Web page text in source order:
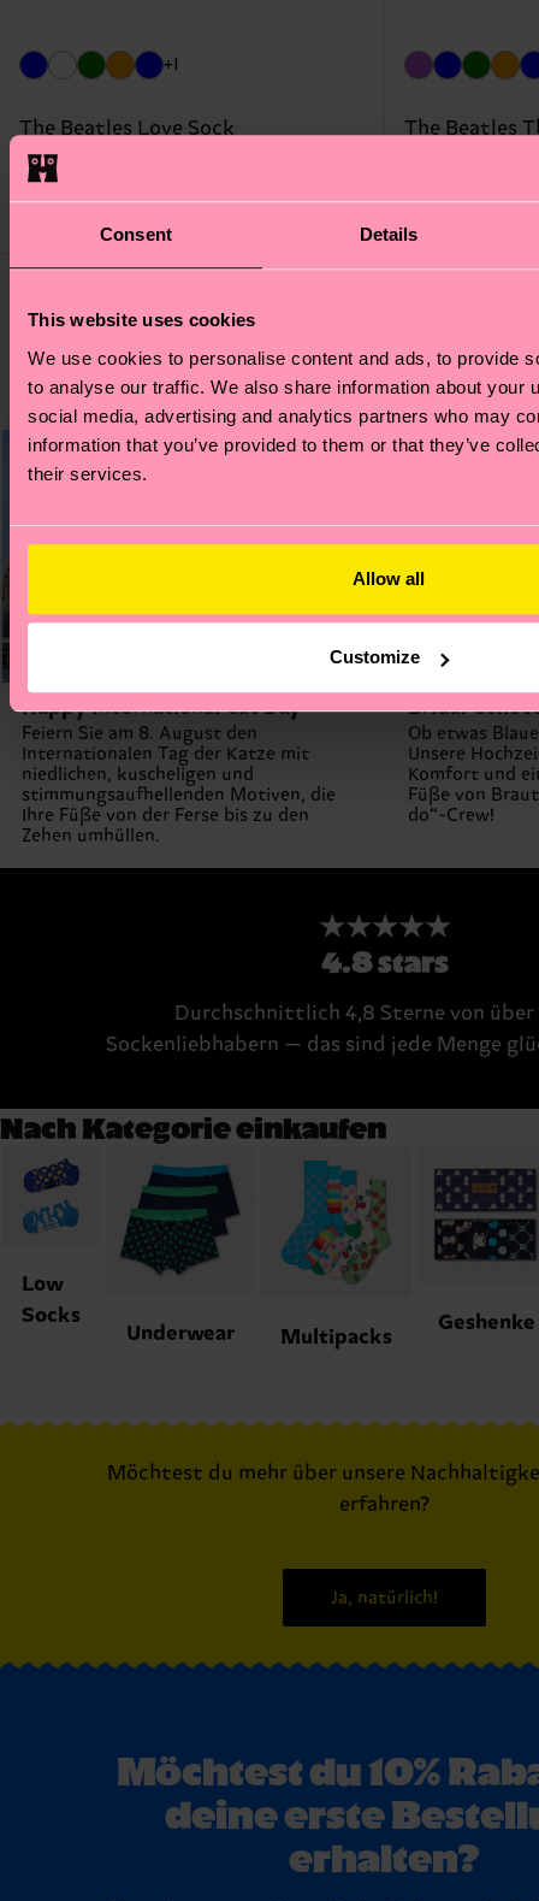
Consent Details
This website uses cookies
We use cookies to personalise content and ads, to provide
to analyse our traffic. We also share information about your
social media, advertising and analytics partners who may
information that you’ve provided to them or that they’ve
their services.
Allow all
Customize
+1
The Beatles Love Sock
€ 14
AUF LAGER BIOBAUMWOLLE
The Beatles
AUF LAGER
Happy International Cat Day
Feiern Sie am 8. August den
Internationalen Tag der Katze mit
niedlichen, kuscheligen und
stimmungsaufhellenden Motiven, die
Ihre Füße von der Ferse bis zu den
Zehen umhüllen.
Bridal
Ob etwas
Unsere
Komfort und
Füße von
do“-Crew!
★★★★★
4.8 stars
Durchschnittlich 4,8 Sterne von
Sockenliebhabern — das sind jede Menge
Nach Kategorie einkaufen
Low
Socks
Underwear Multipacks
Geshenke
Möchtest du mehr über unsere
erfahren?
Ja, natürlich!
Möchtest du 10%
deine erste
erhalten?